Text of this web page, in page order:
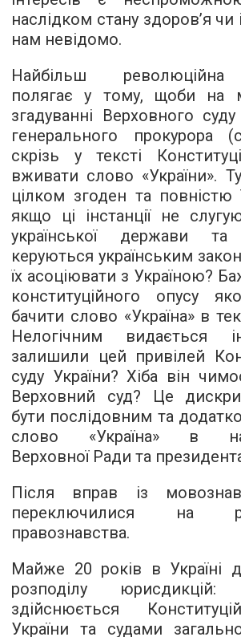
наслідком стану здоров’я
нам невідомо.
Найбільш революційна
полягає у тому, щоби на
згадуванні Верховного
генерального прокурора
скрізь у тексті
вживати слово «України».
цілком згоден та повністю
якщо ці інстанції не
української держави
керуються українським
їх асоціювати з Україною?
конституційного опусу
бачити слово «Україна» в
Нелогічним видається
залишили цей привілей
суду України? Хіба він
Верховний суд? Це
бути послідовним та
слово «Україна» в
Верховної Ради та
Після вправ із
переключилися на
правознавства.
Майже 20 років в Україні
розподілу юрисдикцій:
здійснюється
України та судами